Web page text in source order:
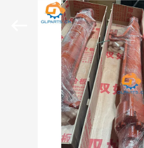
MAISON
PRODUITS